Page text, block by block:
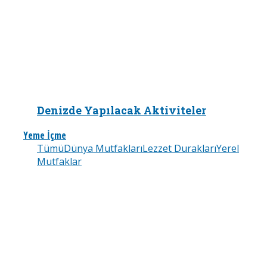
Denizde Yapılacak Aktiviteler
Yeme İçme
TümüDünya MutfaklarıLezzet DuraklarıYerel
Mutfaklar